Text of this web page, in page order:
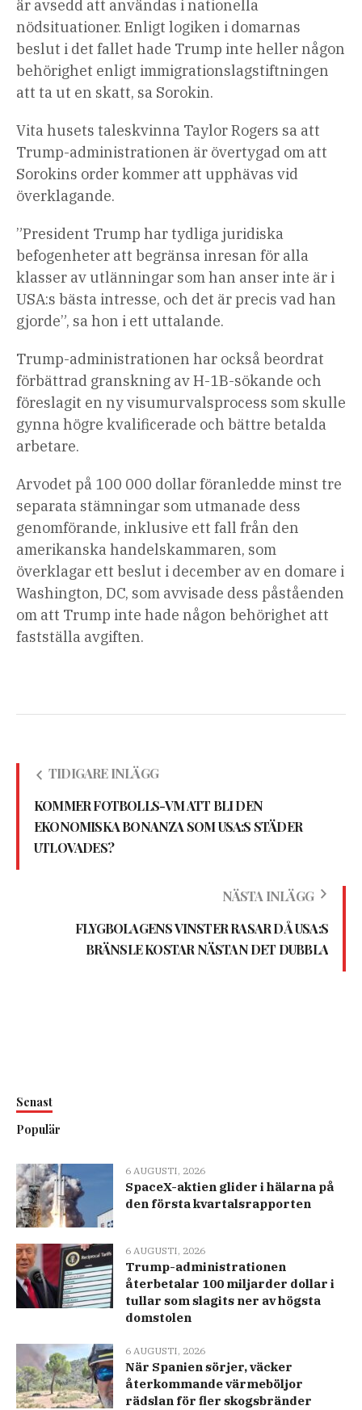
är avsedd att användas i nationella
nödsituationer. Enligt logiken i domarnas
beslut i det fallet hade Trump inte heller någon
behörighet enligt immigrationslagstiftningen
att ta ut en skatt, sa Sorokin.
Vita husets taleskvinna Taylor Rogers sa att
Trump-administrationen är övertygad om att
Sorokins order kommer att upphävas vid
överklagande.
”President Trump har tydliga juridiska
befogenheter att begränsa inresan för alla
klasser av utlänningar som han anser inte är i
USA:s bästa intresse, och det är precis vad han
gjorde”, sa hon i ett uttalande.
Trump-administrationen har också beordrat
förbättrad granskning av H-1B-sökande och
föreslagit en ny visumurvalsprocess som skulle
gynna högre kvalificerade och bättre betalda
arbetare.
Arvodet på 100 000 dollar föranledde minst tre
separata stämningar som utmanade dess
genomförande, inklusive ett fall från den
amerikanska handelskammaren, som
överklagar ett beslut i december av en domare i
Washington, DC, som avvisade dess påståenden
om att Trump inte hade någon behörighet att
fastställa avgiften.
TIDIGARE INLÄGG
KOMMER FOTBOLLS-VM ATT BLI DEN
EKONOMISKA BONANZA SOM USA:S STÄDER
UTLOVADES?
NÄSTA INLÄGG
FLYGBOLAGENS VINSTER RASAR DÅ USA:S
BRÄNSLE KOSTAR NÄSTAN DET DUBBLA
Senast
Populär
6 AUGUSTI, 2026
SpaceX-aktien glider i hälarna på
den första kvartalsrapporten
6 AUGUSTI, 2026
Trump-administrationen
återbetalar 100 miljarder dollar i
tullar som slagits ner av högsta
domstolen
6 AUGUSTI, 2026
När Spanien sörjer, väcker
återkommande värmeböljor
rädslan för fler skogsbränder